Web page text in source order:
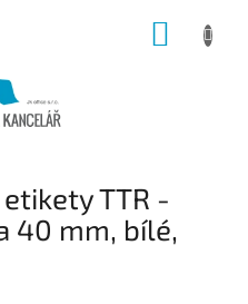
TTR -
40 mm, bílé,